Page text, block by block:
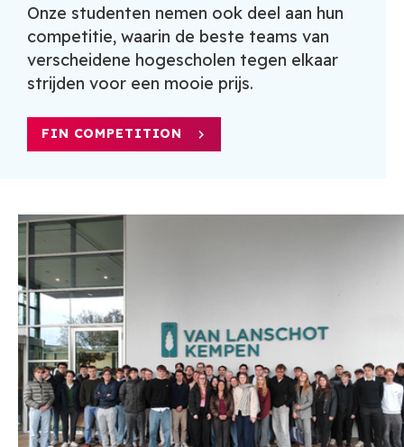
Onze studenten nemen ook deel aan hun
competitie, waarin de beste teams van
verscheidene hogescholen tegen elkaar
strijden voor een mooie prijs.
FIN COMPETITION